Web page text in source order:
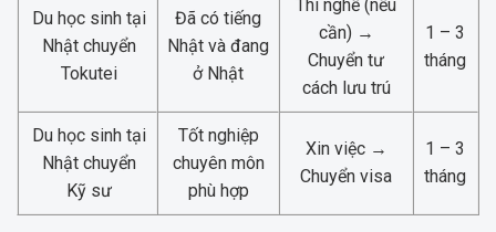
Du học sinh tại
Nhật chuyển
Tokutei
Đã có tiếng
Nhật và đang
ở Nhật
Thi nghề (nếu
cần) →
Chuyển tư
cách lưu trú
1 – 3
tháng
Du học sinh tại
Nhật chuyển
Kỹ sư
Tốt nghiệp
chuyên môn
phù hợp
Xin việc →
Chuyển visa
1 – 3
tháng